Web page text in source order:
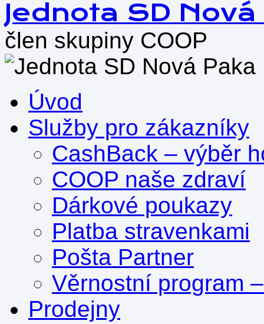
Přejít
obsahu
webu
Jednota SD
člen skupiny COOP
Úvod
Služby pro zákazníky
CashBack – výběr
COOP naše zdraví
Dárkové poukazy
Platba stravenkami
Pošta Partner
Věrnostní program
Prodejny